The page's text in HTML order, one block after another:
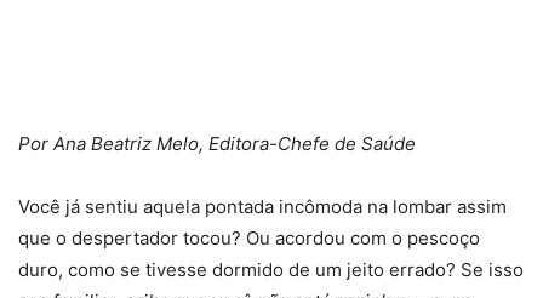
Por Ana Beatriz Melo, Editora-Chefe de Saúde
Você já sentiu aquela pontada incômoda na lombar assim
que o despertador tocou? Ou acordou com o pescoço
duro, como se tivesse dormido de um jeito errado? Se isso